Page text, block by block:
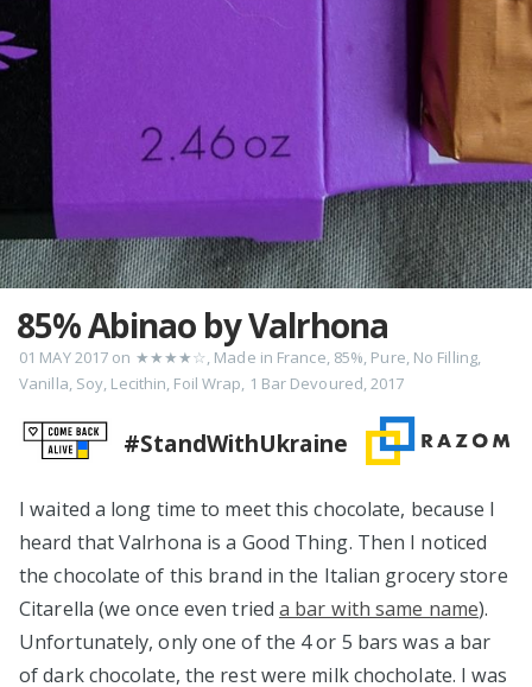
85% Abinao by Valrhona
01 MAY 2017 on ★★★★☆, Made in France, 85%, Pure, No Filling,
Vanilla, Soy, Lecithin, Foil Wrap, 1 Bar Devoured,2017
#StandWithUkraine
I waited a long time to meet this chocolate, because I
heard that Valrhona is a Good Thing. Then I noticed
the chocolate of this brand in the Italian grocery store
Citarella (we once even trieda bar with same name).
Unfortunately, only one of the 4 or 5 bars was a bar
of dark chocolate, the rest were milk chocholate. I was